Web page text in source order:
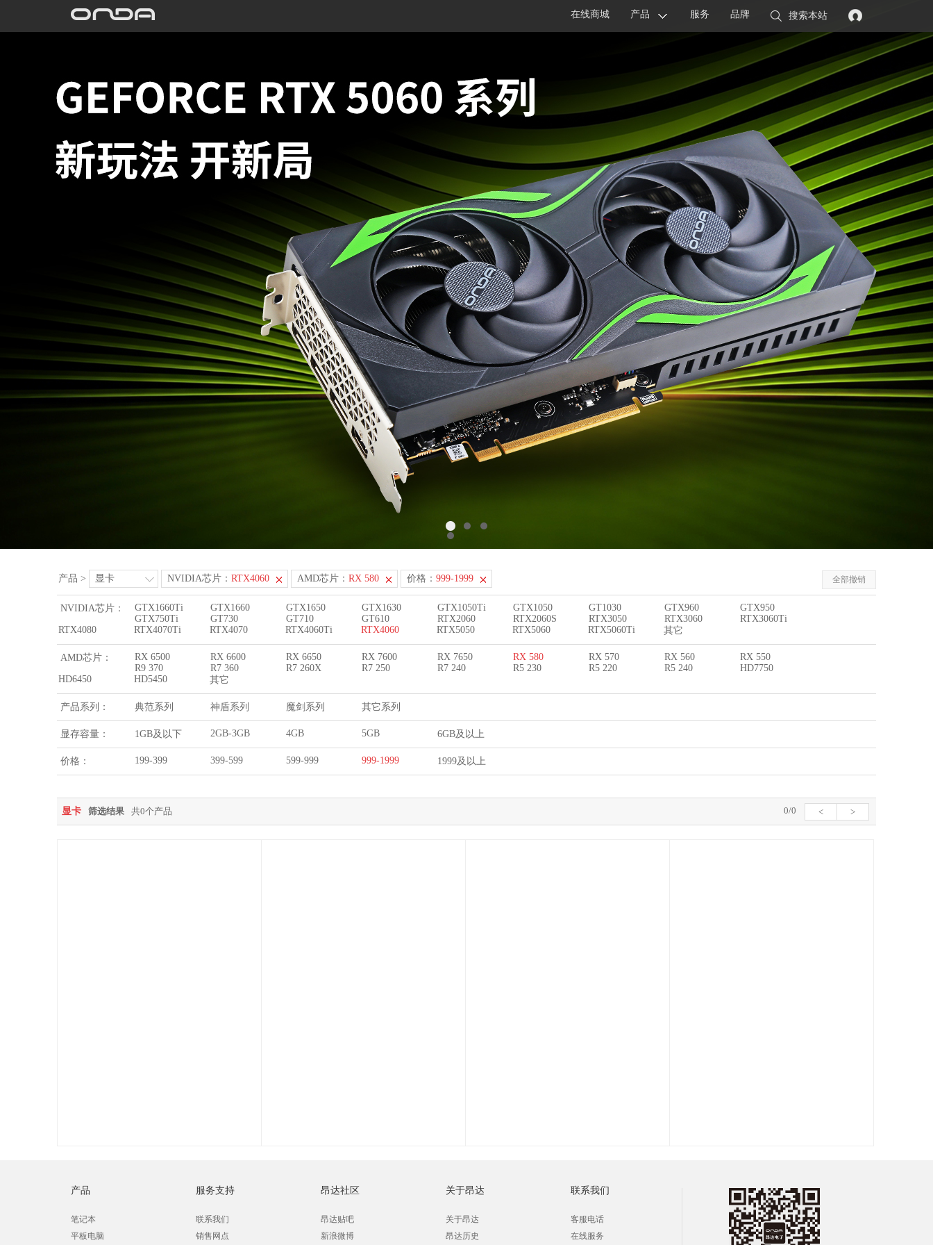
搜索本站
品牌
服务
产品
在线商城
笔记本 平板电脑 显卡 主板 智能设备 配件
产品 > 显卡 NVIDIA芯片： RTX4060 AMD芯片： RX 580 价格： 999-1999 全部撤销
NVIDIA芯片： GTX1660Ti GTX1660 GTX1650 GTX1630 GTX1050Ti GTX1050 GT1030 GTX960
GTX950
GTX750Ti
GT730 GT710 GT610 RTX2060 RTX2060S RTX3050 RTX3060
RTX3060Ti
RTX4080
RTX4070Ti RTX4070 RTX4060Ti RTX4060 RTX5050 RTX5060 RTX5060Ti 其它
AMD芯片： RX 6500 RX 6600 RX 6650 RX 7600 RX 7650 RX 580 RX 570 RX 560
RX 550
R9 370
R7 360 R7 260X R7 250 R7 240 R5 230 R5 220 R5 240
HD7750
HD6450
HD5450 其它
产品系列： 典范系列 神盾系列 魔剑系列 其它系列
显存容量： 1GB及以下 2GB-3GB 4GB 5GB 6GB及以上
价格： 199-399 399-599 599-999 999-1999 1999及以上
显卡 筛选结果 共0个产品 0/0 < >
产品
笔记本
平板电脑
服务支持
联系我们
销售网点
昂达社区
昂达贴吧
新浪微博
关于昂达
关于昂达
昂达历史
联系我们
客服电话
在线服务